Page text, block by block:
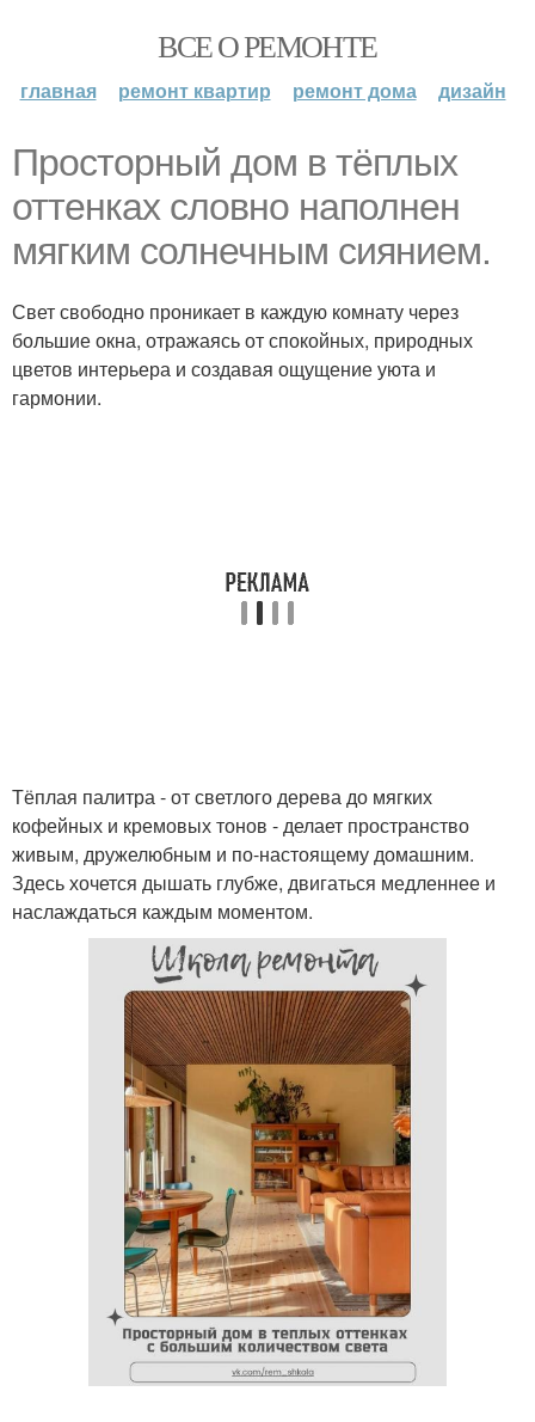
ВСЕ О РЕМОНТЕ
главная ремонт квартир ремонт дома дизайн
Просторный дом в тёплых
оттенках словно наполнен
мягким солнечным сиянием.
Свет свободно проникает в каждую комнату через
большие окна, отражаясь от спокойных, природных
цветов интерьера и создавая ощущение уюта и
гармонии.
Тёплая палитра - от светлого дерева до мягких
кофейных и кремовых тонов - делает пространство
живым, дружелюбным и по-настоящему домашним.
Здесь хочется дышать глубже, двигаться медленнее и
наслаждаться каждым моментом.